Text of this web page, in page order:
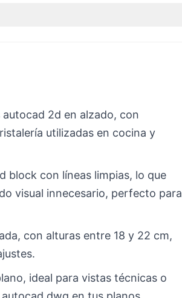
2d en alzado, con
utilizadas en cocina y
block con líneas limpias, lo que
visual innecesario, perfecto para
con alturas entre 18 y 22 cm,
ideal para vistas técnicas o